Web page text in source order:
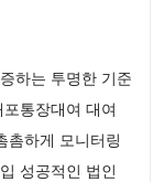
하는 투명한 기준
통장대여 대여
촘하게 모니터링
성공적인 법인